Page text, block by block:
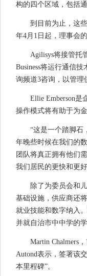
构的四个区域，包括
到目前为止，这
年4月1日起，理事会
Agilisys将接管托
Business将运行通信
询频道3咨询，以管理
Ellie Emberson是
操作模式将有助于为
“这是一个踏脚石
年晚些时候在我们的
团队将真正拥有他们
我们居民的更快和更
除了为委员会和
基础设施，供应商还
就业技能和数字纳入
并就自治市中中学的
Martin Chalmers
Autond表示，签署该
本里程碑”。